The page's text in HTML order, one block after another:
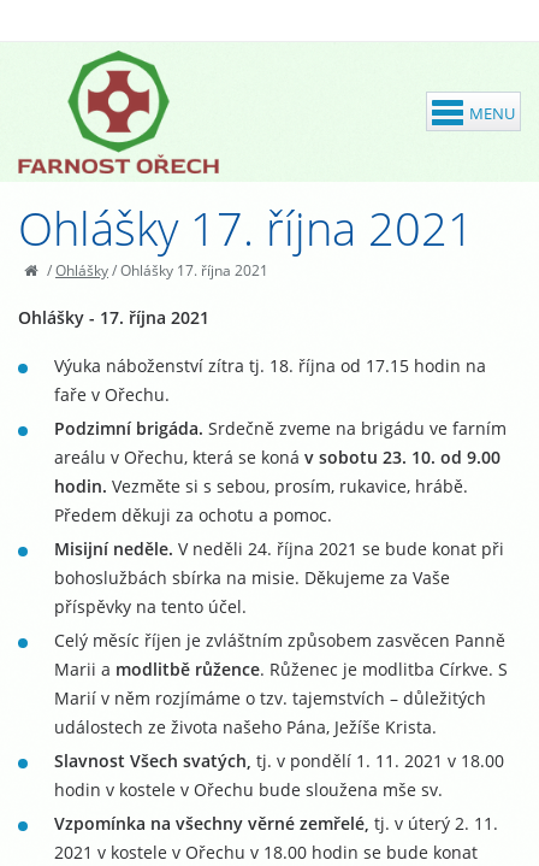
Ohlášky 17. října 2021
/Ohlášky/Ohlášky 17. října 2021
Ohlášky - 17. října 2021
Výuka náboženství zítra tj. 18. října od 17.15 hodin na
faře v Ořechu.
Podzimní brigáda. Srdečně zveme na brigádu ve farním
areálu v Ořechu, která se koná v sobotu 23. 10. od 9.00
hodin. Vezměte si s sebou, prosím, rukavice, hrábě.
Předem děkuji za ochotu a pomoc.
Misijní neděle. V neděli 24. října 2021 se bude konat při
bohoslužbách sbírka na misie. Děkujeme za Vaše
příspěvky na tento účel.
Celý měsíc říjen je zvláštním způsobem zasvěcen Panně
Marii a modlitbě růžence. Růženec je modlitba Církve. S
Marií v něm rozjímáme o tzv. tajemstvích – důležitých
událostech ze života našeho Pána, Ježíše Krista.
Slavnost Všech svatých, tj. v pondělí 1. 11. 2021 v 18.00
hodin v kostele v Ořechu bude sloužena mše sv.
Vzpomínka na všechny věrné zemřelé, tj. v úterý 2. 11.
2021 v kostele v Ořechu v 18.00 hodin se bude konat